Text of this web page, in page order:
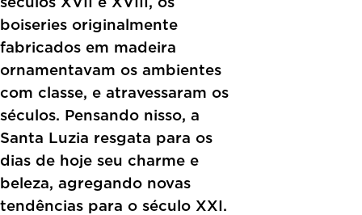
boiseries originalmente
fabricados em madeira
ornamentavam os ambientes
com classe, e atravessaram os
séculos. Pensando nisso, a
Santa Luzia resgata para os
dias de hoje seu charme e
beleza, agregando novas
tendências para o século XXI.